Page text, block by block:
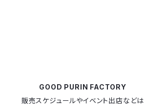
GOOD PURIN FACTORY
販売スケジュールやイベント出店などは